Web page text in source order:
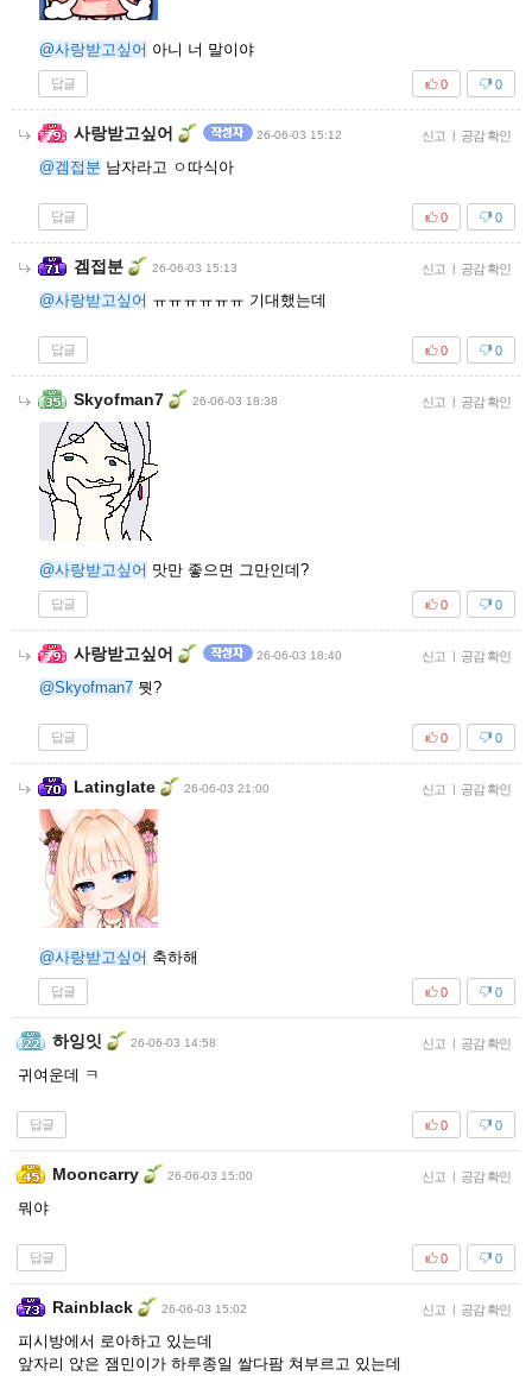
@사랑받고싶어 아니 너 말이야
답글 0
0
사랑받고싶어 26-06-03 15:12 신고 | 공감 확인
@겜접분 남자라고 ㅇ따식아
답글 0
0
겜접분 26-06-03 15:13 신고 | 공감 확인
@사랑받고싶어 ㅠㅠㅠㅠㅠㅠ 기대했는데
답글 0
0
Skyofman7 26-06-03 18:38 신고 | 공감 확인
@사랑받고싶어 맛만 좋으면 그만인데?
답글 0
0
사랑받고싶어 26-06-03 18:40 신고 | 공감 확인
@Skyofman7 뭣?
답글 0
0
Latinglate 26-06-03 21:00 신고 | 공감 확인
@사랑받고싶어 축하해
답글 0
0
하잉잇 26-06-03 14:58 신고 | 공감 확인
귀여운데 ㅋ
답글 0
0
Mooncarry 26-06-03 15:00 신고 | 공감 확인
뭐야
답글 0
0
Rainblack 26-06-03 15:02 신고 | 공감 확인
피시방에서 로아하고 있는데
앞자리 앉은 잼민이가 하루종일 쌀다팜 쳐부르고 있는데